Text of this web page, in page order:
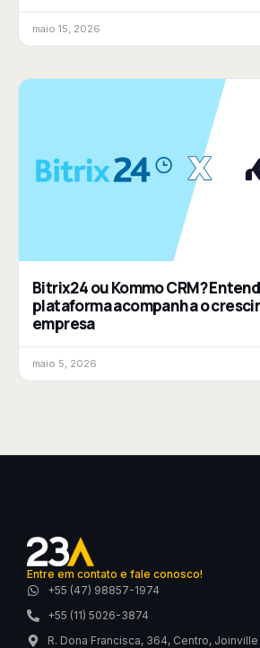
maio 15, 2026
Bitrix24 ou Kommo CRM?
plataforma acompanha o
empresa
maio 5, 2026
Entre em contato e fale conosco!
+55 (47) 98857-1974
+55 (11) 5026-3874
R. Dona Francisca, 364, Centro,